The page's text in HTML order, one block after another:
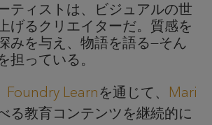
ティストは、ビジュアルの世
げるクリエイターだ。質感を
みを与え、物語を語る—そん
担っている。
Foundry Learnを通じて、 Mari
る教育コンテンツを継続的に